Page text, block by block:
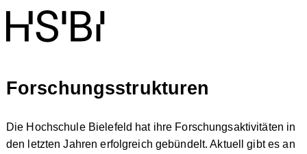
Forschungsstrukturen
Die Hochschule Bielefeld hat ihre Forschungsaktivitäten in
den letzten Jahren erfolgreich gebündelt. Aktuell gibt es an